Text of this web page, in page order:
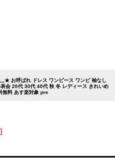
お呼ばれ ドレス ワンピース ワンピ 袖なし
会 20代 30代 40代 秋 冬 レディース きれいめ
無料 あす楽対象 pre